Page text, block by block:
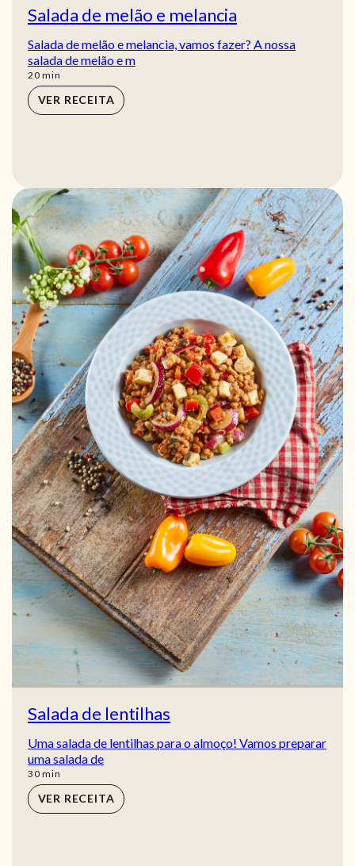
Salada de melão e melancia
Salada de melão e melancia, vamos fazer? A nossa
salada de melão e m
20min
min
VER RECEITA
Salada de lentilhas
Uma salada de lentilhas para o almoço! Vamos preparar
uma salada de
30min
min
VER RECEITA